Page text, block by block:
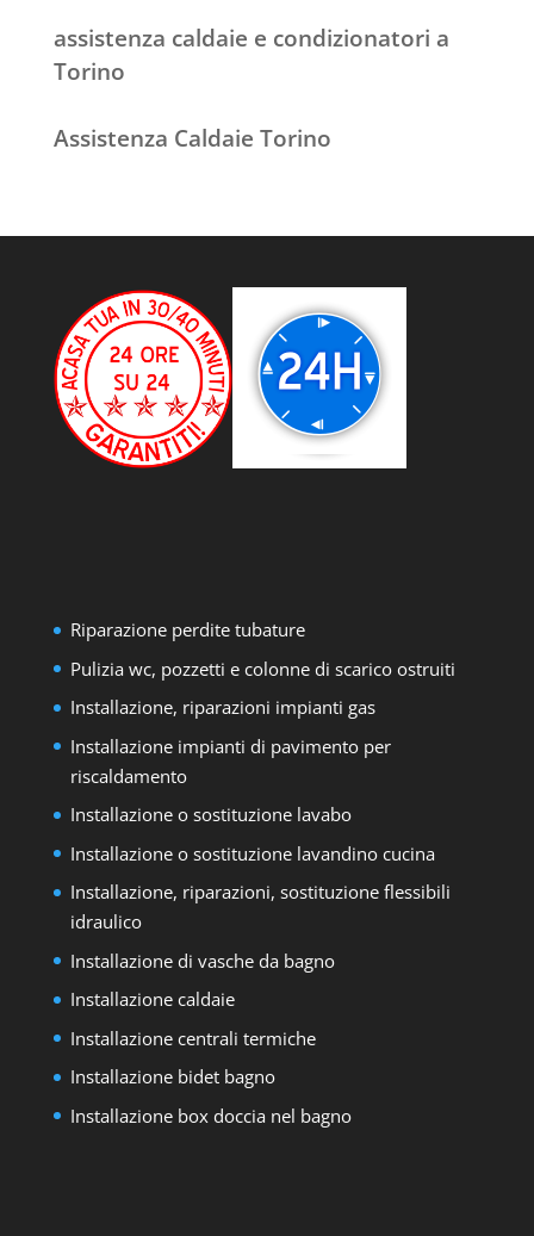
assistenza caldaie e condizionatori a
Torino
Assistenza Caldaie Torino
Riparazione perdite tubature
Pulizia wc, pozzetti e colonne di scarico ostruiti
Installazione, riparazioni impianti gas
Installazione impianti di pavimento per
riscaldamento
Installazione o sostituzione lavabo
Installazione o sostituzione lavandino cucina
Installazione, riparazioni, sostituzione flessibili
idraulico
Installazione di vasche da bagno
Installazione caldaie
Installazione centrali termiche
Installazione bidet bagno
Installazione box doccia nel bagno